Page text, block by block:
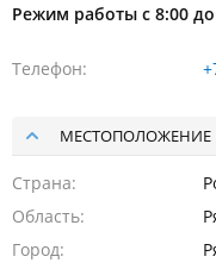
Режим работы с 8:00
Телефон
МЕСТОПОЛОЖЕНИЕ
Страна
Область
Город